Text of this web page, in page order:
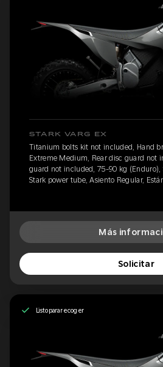
STARK VARG EX
Titanium bolts kit not included, Hand
Extreme Medium, Rear disc guard not
guard not included, 75-90 kg (Enduro),
Stark power tube, Asiento Regular,
Más
Solicitar
Listo para recoger